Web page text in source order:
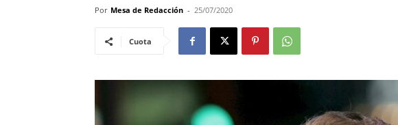
Por Mesa de Redacción - 25/07/2020
Cuota